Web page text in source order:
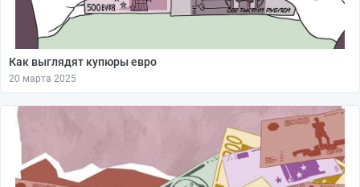
Как выглядят купюры евро
20 марта 2025